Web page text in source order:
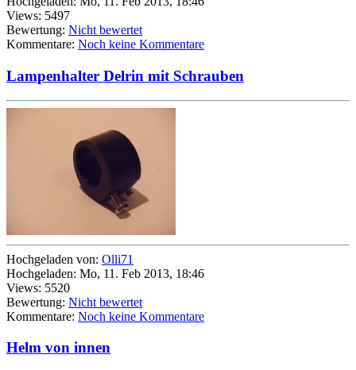
Views: 5497
Bewertung: Nicht bewertet
Kommentare: Noch keine Kommentare
Lampenhalter Delrin mit Schrauben
Hochgeladen von: Olli71
Hochgeladen: Mo, 11. Feb 2013, 18:46
Views: 5520
Bewertung: Nicht bewertet
Kommentare: Noch keine Kommentare
Helm von innen